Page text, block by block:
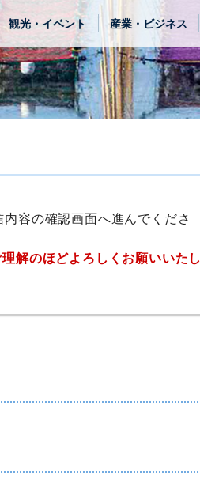
観光・イベント 産業・ビジネス
容の確認画面へ進んでくださ
解のほどよろしくお願いいたし